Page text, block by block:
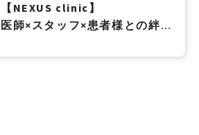
【NEXUS clinic】
医師×スタッフ×患者様との絆を
で寄り添っていきます